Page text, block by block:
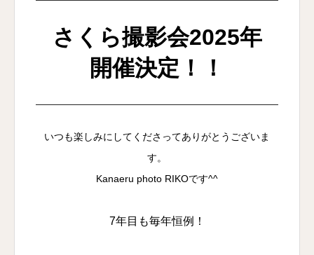
さくら撮影会2025年
開催決定！！
いつも楽しみにしてくださってありがとうございま
す。
Kanaeru photo RIKOです^^
7年目も毎年恒例！